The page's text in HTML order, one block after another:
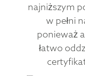
najniższym
w pełni
ponieważ
łatwo